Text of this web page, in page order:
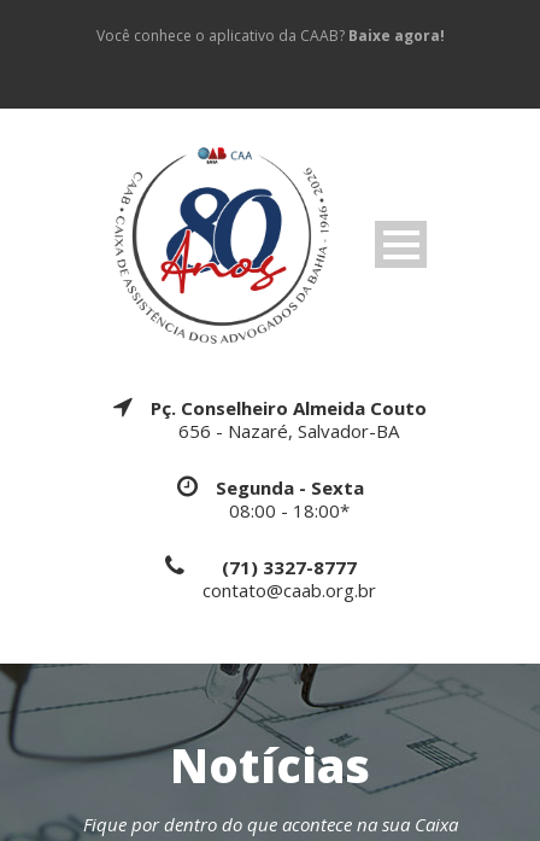
Você conhece o aplicativo da CAAB? Baixe agora!
Pç. Conselheiro Almeida Couto
656 - Nazaré, Salvador-BA
Segunda - Sexta
08:00 - 18:00*
(71) 3327-8777
contato@caab.org.br
Notícias
Fique por dentro do que acontece na sua Caixa